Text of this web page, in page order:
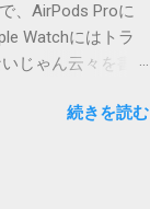
もしかしたら、
には、ページの
iPad OS 13.2.2
。」 もはや意味が
、AirPods Proに
Watchにはトラ
じゃん云々を書
態で、Apple Watch
続きを読む